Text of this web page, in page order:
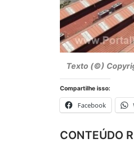
Texto (©)
Compartilhe isso:
Facebook
CONTEÚDO